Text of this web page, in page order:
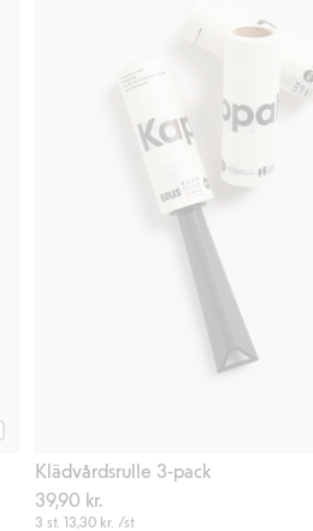
Klädvårdsrulle 3-pack
39,90 kr.
3 st. 13,30 kr. /st